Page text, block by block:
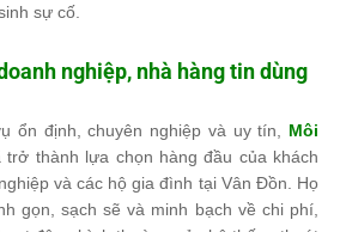
sự cố.
nghiệp, nhà hàng tin dùng
ổn định, chuyên nghiệp và uy tín, Môi
thành lựa chọn hàng đầu của khách
và các hộ gia đình tại Vân Đồn. Họ
gọn, sạch sẽ và minh bạch về chi phí,